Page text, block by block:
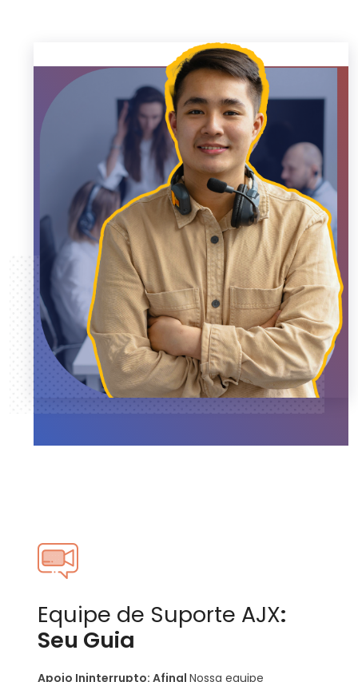
Equipe de Suporte AJX:
Seu Guia
Apoio Ininterrupto: Afinal Nossa equipe